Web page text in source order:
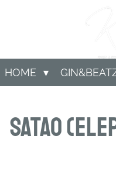
HOME
Satao